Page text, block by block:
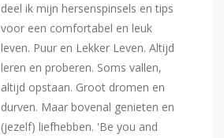
deel ik mijn hersenspinsels en tips
voor een comfortabel en leuk
leven. Puur en Lekker Leven. Altijd
leren en proberen. Soms vallen,
altijd opstaan. Groot dromen en
durven. Maar bovenal genieten en
(jezelf) liefhebben. 'Be you and